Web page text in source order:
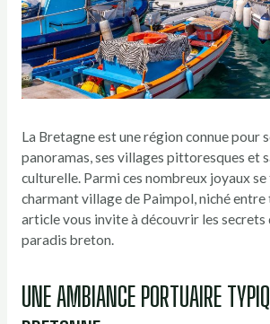
La Bretagne est une région connue pour
panoramas, ses villages pittoresques et
culturelle. Parmi ces nombreux joyaux
charmant village de Paimpol, niché
article vous invite à découvrir les secrets
paradis breton.
UNE AMBIANCE PORTUAIRE